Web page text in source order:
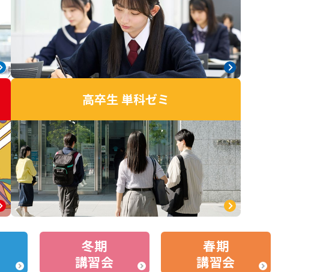
高卒生 単科ゼミ
冬期
講習会
春期
講習会